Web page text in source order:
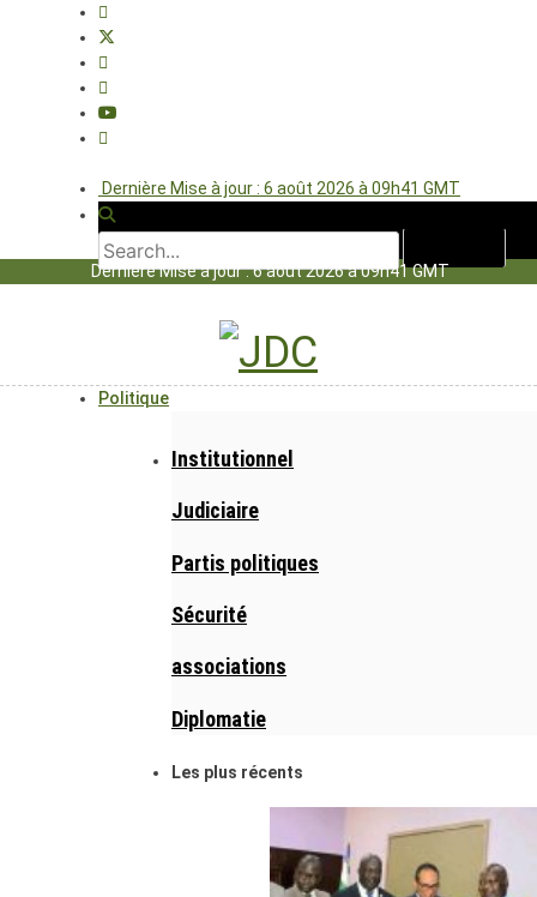
Dernière Mise à jour : 6 août 2026 à 09h41 GMT
Dernière Mise à jour : 6 août 2026 à 09h41 GMT
Politique
Institutionnel
Judiciaire
Partis politiques
Sécurité
associations
Diplomatie
Les plus récents